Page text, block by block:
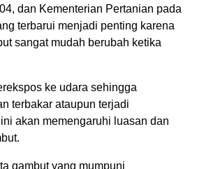
dan Kementerian Pertanian pada
terbarui menjadi penting karena
sangat mudah berubah ketika
ke udara sehingga
terbakar ataupun terjadi
akan memengaruhi luasan dan
gambut yang mumpuni